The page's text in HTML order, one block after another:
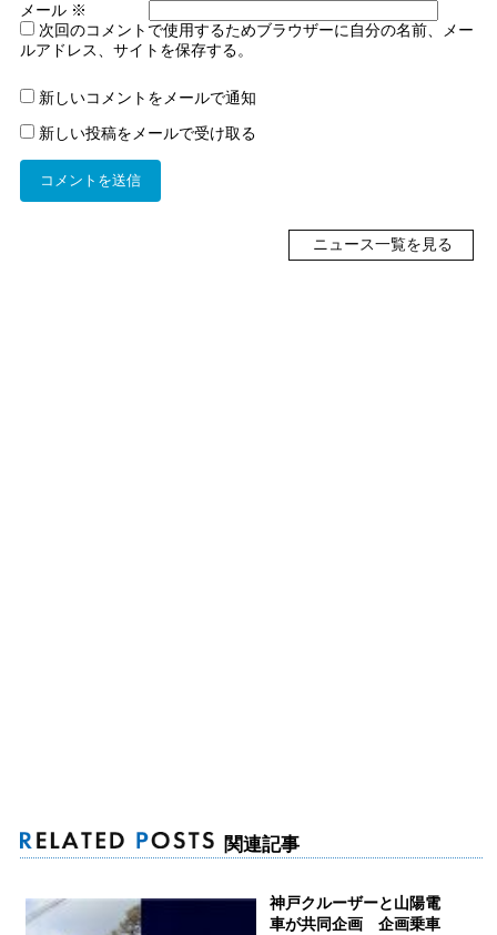
メール ※
次回のコメントで使用するためブラウザーに自分の名前、メー
ルアドレス、サイトを保存する。
新しいコメントをメールで通知
新しい投稿をメールで受け取る
ニュース一覧を見る
関連記事
神戸クルーザーと山陽電
車が共同企画 企画乗車